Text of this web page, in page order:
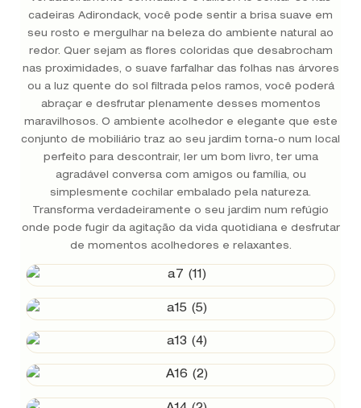
cadeiras Adirondack, você pode sentir a brisa suave em
seu rosto e mergulhar na beleza do ambiente natural ao
redor. Quer sejam as flores coloridas que desabrocham
nas proximidades, o suave farfalhar das folhas nas árvores
ou a luz quente do sol filtrada pelos ramos, você poderá
abraçar e desfrutar plenamente desses momentos
maravilhosos. O ambiente acolhedor e elegante que este
conjunto de mobiliário traz ao seu jardim torna-o num local
perfeito para descontrair, ler um bom livro, ter uma
agradável conversa com amigos ou família, ou
simplesmente cochilar embalado pela natureza.
Transforma verdadeiramente o seu jardim num refúgio
onde pode fugir da agitação da vida quotidiana e desfrutar
de momentos acolhedores e relaxantes.